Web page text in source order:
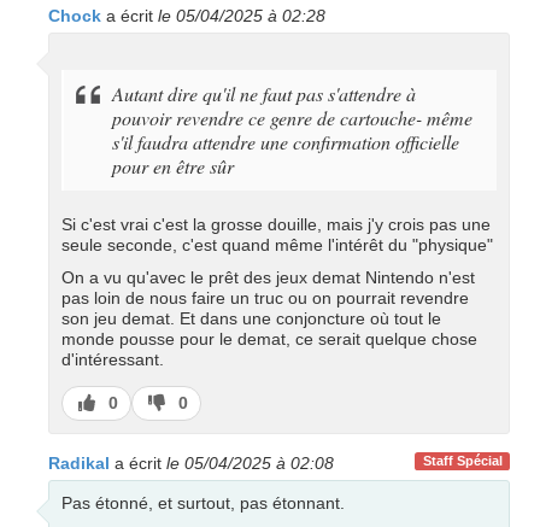
Chock a écrit le 05/04/2025 à 02:28
Autant dire qu'il ne faut pas s'attendre à
pouvoir revendre ce genre de cartouche- même
s'il faudra attendre une confirmation officielle
pour en être sûr
Si c'est vrai c'est la grosse douille, mais j'y crois pas une
seule seconde, c'est quand même l'intérêt du "physique"
On a vu qu'avec le prêt des jeux demat Nintendo n'est
pas loin de nous faire un truc ou on pourrait revendre
son jeu demat. Et dans une conjoncture où tout le
monde pousse pour le demat, ce serait quelque chose
d'intéressant.
J’aime
0
J’aime
pas
0
Staff Spécial
Radikal a écrit le 05/04/2025 à 02:08
Pas étonné, et surtout, pas étonnant.